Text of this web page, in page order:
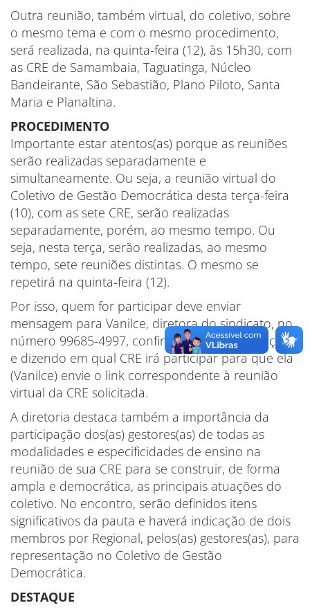
Outra reunião, também virtual, do coletivo, sobre
o mesmo tema e com o mesmo procedimento,
será realizada, na quinta-feira (12), às 15h30, com
as CRE de Samambaia, Taguatinga, Núcleo
Bandeirante, São Sebastião, Plano Piloto, Santa
Maria e Planaltina.
PROCEDIMENTO
Importante estar atentos(as) porque as reuniões
serão realizadas separadamente e
simultaneamente. Ou seja, a reunião virtual do
Coletivo de Gestão Democrática desta terça-feira
(10), com as sete CRE, serão realizadas
separadamente, porém, ao mesmo tempo. Ou
seja, nesta terça, serão realizadas, ao mesmo
tempo, sete reuniões distintas. O mesmo se
repetirá na quinta-feira (12).
Por isso, quem for participar deve enviar
mensagem para Vanilce, diretora do sindicato, no
número 99685-4997, confirmando a participação
e dizendo em qual CRE irá participar para que ela
(Vanilce) envie o link correspondente à reunião
virtual da CRE solicitada.
A diretoria destaca também a importância da
participação dos(as) gestores(as) de todas as
modalidades e especificidades de ensino na
reunião de sua CRE para se construir, de forma
ampla e democrática, as principais atuações do
coletivo. No encontro, serão definidos itens
significativos da pauta e haverá indicação de dois
membros por Regional, pelos(as) gestores(as), para
representação no Coletivo de Gestão
Democrática.
DESTAQUE